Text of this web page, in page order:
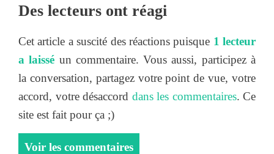
Des lecteurs ont réagi
Cet article a suscité des réactions puisque 1 lecteur
a laissé un commentaire. Vous aussi, participez à
la conversation, partagez votre point de vue, votre
accord, votre désaccord dans les commentaires. Ce
site est fait pour ça ;)
Voir les commentaires